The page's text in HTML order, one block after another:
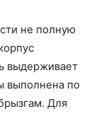
не полную
выдерживает
выполнена по
Для